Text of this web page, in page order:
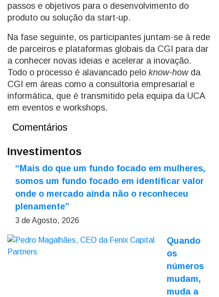
passos e objetivos para o desenvolvimento do
produto ou solução da start-up.
Na fase seguinte, os participantes juntam-se à rede
de parceiros e plataformas globais da CGI para dar
a conhecer novas ideias e acelerar a inovação.
Todo o processo é alavancado pelo know-how da
CGI em áreas como a consultoria empresarial e
informática, que é transmitido pela equipa da UCA
em eventos e workshops.
Comentários
Investimentos
“Mais do que um fundo focado em mulheres,
somos um fundo focado em identificar valor
onde o mercado ainda não o reconheceu
plenamente”
3 de Agosto, 2026
Quando
os
números
mudam,
muda a